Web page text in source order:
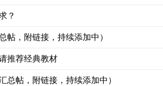
？
帖，附链接，持续添加中）
推荐经典教材
总帖，附链接，持续添加中）